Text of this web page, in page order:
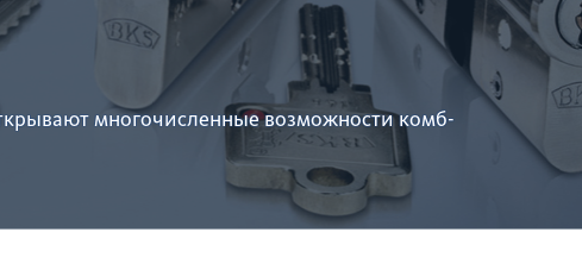
многочис­ленные возможности комб­